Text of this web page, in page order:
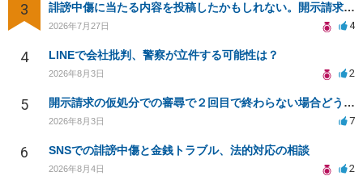
3 誹謗中傷に当たる内容を投稿したかもしれない。開示請求や民事刑事裁判に発展しうるのか教えて欲しい。
2026年7月27日 4
4 LINEで会社批判、警察が立件する可能性は？
2026年8月3日 2
5 開示請求の仮処分での審尋で２回目で終わらない場合どうしたらいいですか
2026年8月3日 7
6 SNSでの誹謗中傷と金銭トラブル、法的対応の相談
2026年8月4日 2